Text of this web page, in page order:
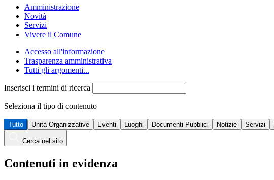
Amministrazione
Novità
Servizi
Vivere il Comune
Accesso all'informazione
Trasparenza amministrativa
Tutti gli argomenti...
Inserisci i termini di ricerca
Seleziona il tipo di contenuto
Tutto Unità Organizzative Eventi Luoghi Documenti Pubblici Notizie Servizi
Cerca nel sito
Contenuti in evidenza